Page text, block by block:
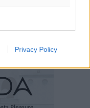
Privacy Policy